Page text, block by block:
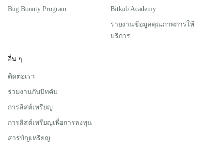
Bug Bounty Program Bitkub Academy
รายงานข้อมูลคุณภาพการให้
บริการ
อื่น ๆ
ติดต่อเรา
ร่วมงานกับบิทคับ
การลิสต์เหรียญ
การลิสต์เหรียญเพื่อการลงทุน
สารบัญเหรียญ